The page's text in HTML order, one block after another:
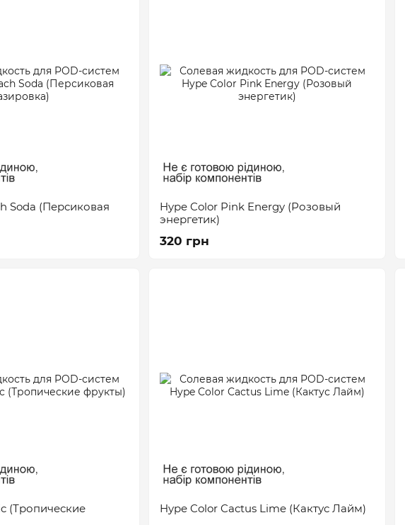
Soda (Персиковая
Hype Color Pink Energy (Розовый
энергетик)
320 грн
(Тропические
Hype Color Cactus Lime (Кактус Лайм)